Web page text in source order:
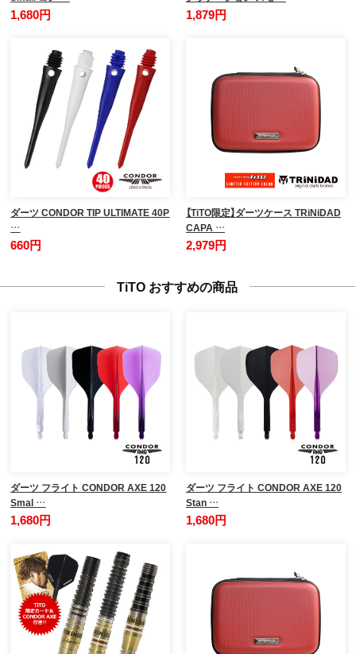
1,680円 1,879円
ダーツ CONDOR TIP ULTIMATE 40P
…
660円
【TiTO限定】ダーツケース TRiNiDAD
CAPA …
2,979円
TiTO おすすめの商品
ダーツ フライト CONDOR AXE 120
Smal …
1,680円
ダーツ フライト CONDOR AXE 120
Stan …
1,680円